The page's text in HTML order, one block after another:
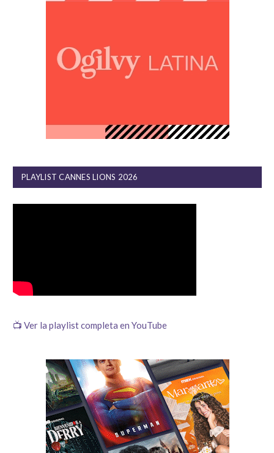
PLAYLIST CANNES LIONS 2026
📺 Ver la playlist completa en YouTube